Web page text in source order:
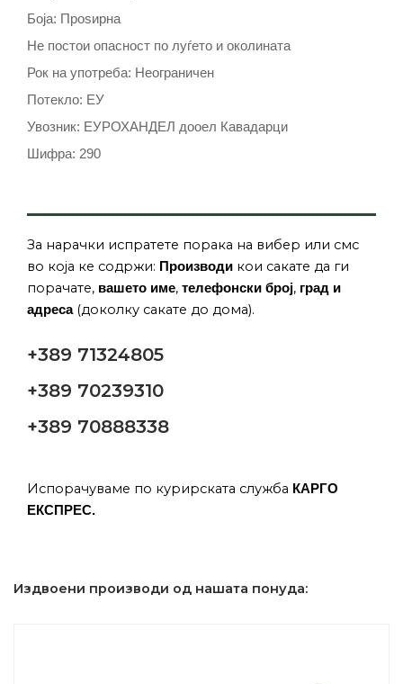
Боја: Проѕирна
Не постои опасност по луѓето и околината
Рок на употреба: Неограничен
Потекло: EУ
Увозник: ЕУРОХАНДЕЛ дооел Кавадарци
Шифра: 290
За нарачки испратете порака на вибер или смс
во која ке содржи: Производи кои сакате да ги
порачате, вашето име, телефонски број, град и
адреса(доколку сакате до дома).
+389 71324805
+389 70239310
+389 70888338
Испорачуваме по курирската служба КАРГО
ЕКСПРЕС.
Издвоени производи од нашата понуда: